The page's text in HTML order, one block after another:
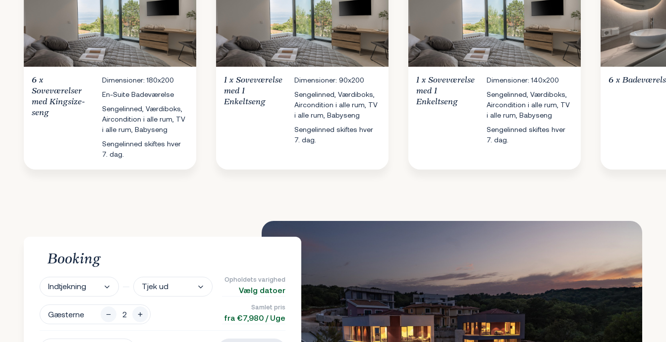
6 x
Soveværelser
med Kingsize-
seng
Dimensioner: 180x200
En-Suite Badeværelse
Sengelinned, Værdiboks,
Aircondition i alle rum, TV
i alle rum, Babyseng
Sengelinned skiftes hver
7. dag.
1 x Soveværelse
med 1
Enkeltseng
Dimensioner: 90x200
Sengelinned, Værdiboks,
Aircondition i alle rum, TV
i alle rum, Babyseng
Sengelinned skiftes hver
7. dag.
1 x Soveværelse
med 1
Enkeltseng
Dimensioner: 140x200
Sengelinned, Værdiboks,
Aircondition i alle rum, TV
i alle rum, Babyseng
Sengelinned skiftes hver
7. dag.
6 x
Booking
Indtjekning Tjek ud
Opholdets varighed
Vælg datoer
Gæsterne
Samlet pris
fra €7,980 / Uge